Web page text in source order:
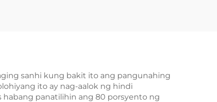
sanhi kung bakit ito ang pangunahing
ito ay nag-aalok ng hindi
habang panatilihin ang 80 porsyento ng